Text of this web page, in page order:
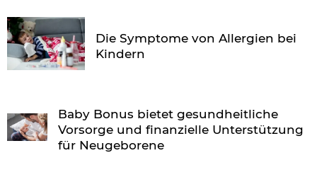
Die Symptome von Allergien bei
Kindern
Baby Bonus bietet gesundheitliche
Vorsorge und finanzielle Unterstützung
für Neugeborene